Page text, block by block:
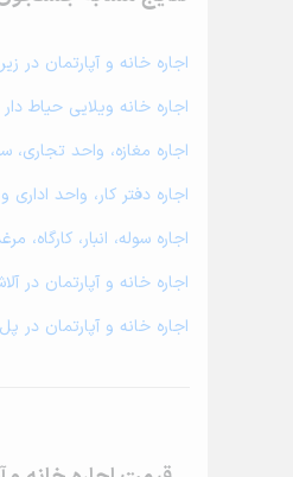
اجاره خانه و آپارتمان در
اجاره خانه ویلایی حیاط
اجاره مغازه، واحد تجاری،
اجاره دفتر کار، واحد
اجاره سوله، انبار،
اجاره خانه و آپارتمان در
اجاره خانه و آپارتمان در